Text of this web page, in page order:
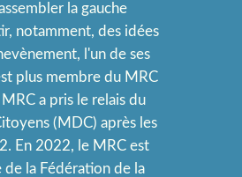
la gauche
notamment, des idées
l'un de ses
plus membre du MRC
a pris le relais du
(MDC) après les
En 2022, le MRC est
la Fédération de la